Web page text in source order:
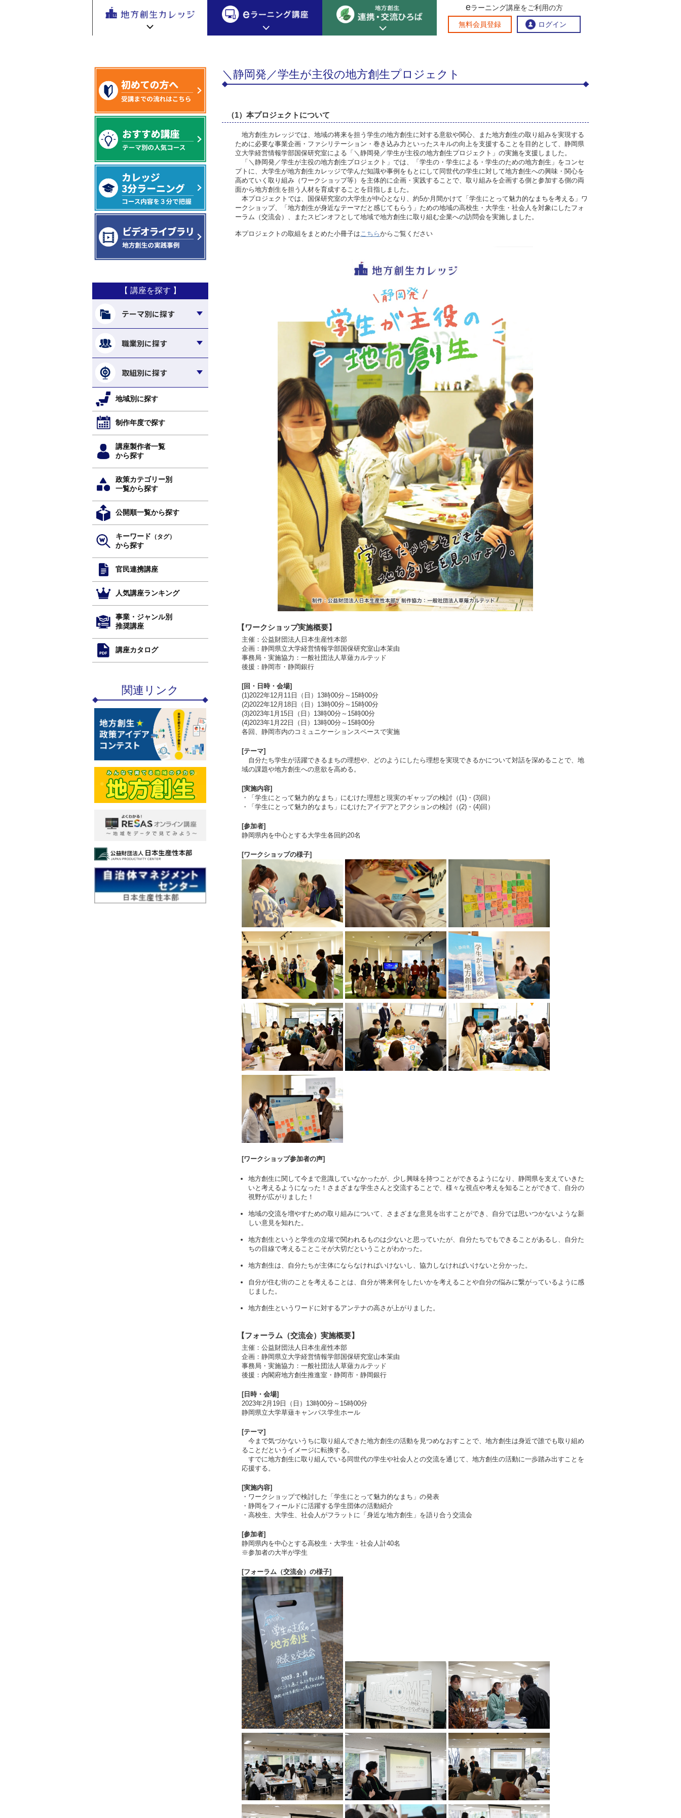
地方創生カレッジ
地方創生カレッジ HOME
新着情報
地方創生カレッジ活用の流れ eラーニング講座 HOME
ビデオライブラリ サイトマップ お問い合わせ
eラーニング講座
e ラーニング講座 HOME
初めての方へ
eラーニング受講者の声
連携交流ひろば
連携・交流ひろば HOME
連携・交流ひろばについて
全国で活躍する地方創生専門人材 地方創生の実践事例紹介
地方創生応援プロジェクト イベント情報
eラーニング講座をご利用の方
無料会員登録 ログイン
地方創生
を無料eラ
講座が200
学生・教職員向けページ >＼静岡発／学生が主役の地方創生プロジェクト
【 講座を探す 】
テーマ別に探す
職業別に探す
取組別に探す
地域別に探す
制作年度で探す
講座製作者一覧
から探す
政策カテゴリー別
一覧から探す
公開順一覧から探す
キーワード （タグ）
から探す
官民連携講座
人気講座ランキング
事業・ジャンル別
推奨講座
講座カタログ
関連リンク
＼静岡発／学生が主役の地方創生プロジェクト
（1）本プロジェクトについて
地方創生カレッジでは、地域の将来を担う学生の地方創生に対する意欲や関心、また地方創生の取り組みを実現する
ために必要な事業企画・ファシリテーション・巻き込み力といったスキルの向上を支援することを目的として、静岡県
立大学経営情報学部国保研究室による「＼静岡発／学生が主役の地方創生プロジェクト」の実施を支援しました。
「＼静岡発／学生が主役の地方創生プロジェクト」では、「学生の・学生による・学生のための地方創生」をコンセ
プトに、大学生が地方創生カレッジで学んだ知識や事例をもとにして同世代の学生に対して地方創生への興味・関心を
高めていく取り組み（ワークショップ等）を主体的に企画・実践することで、取り組みを企画する側と参加する側の両
面から地方創生を担う人材を育成することを目指しました。
本プロジェクトでは、国保研究室の大学生が中心となり、約5か月間かけて「学生にとって魅力的なまちを考える」ワ
ークショップ、「地方創生が身近なテーマだと感じてもらう」ための地域の高校生・大学生・社会人を対象にしたフォ
ーラム（交流会）、またスピンオフとして地域で地方創生に取り組む企業への訪問会を実施しました。
本プロジェクトの取組をまとめた小冊子はこちらからご覧ください
【ワークショップ実施概要】
主催：公益財団法人日本生産性本部
企画：静岡県立大学経営情報学部国保研究室山本茉由
事務局・実施協力：一般社団法人草薙カルテッド
後援：静岡市・静岡銀行
[回・日時・会場]
(1)2022年12月11日（日）13時00分～15時00分
(2)2022年12月18日（日）13時00分～15時00分
(3)2023年1月15日（日）13時00分～15時00分
(4)2023年1月22日（日）13時00分～15時00分
各回、静岡市内のコミュニケーションスペースで実施
[テーマ]
自分たち学生が活躍できるまちの理想や、どのようにしたら理想を実現できるかについて対話を深めることで、地
域の課題や地方創生への意欲を高める。
[実施内容]
・「学生にとって魅力的なまち」にむけた理想と現実のギャップの検討（(1)・(3)回）
・「学生にとって魅力的なまち」にむけたアイデアとアクションの検討（(2)・(4)回）
[参加者]
静岡県内を中心とする大学生各回約20名
[ワークショップの様子]
[ワークショップ参加者の声]
地方創生に関して今まで意識していなかったが、少し興味を持つことができるようになり、静岡県を支えていきた
いと考えるようになった！さまざまな学生さんと交流することで、様々な視点や考えを知ることができて、自分の
視野が広がりました！
地域の交流を増やすための取り組みについて、さまざまな意見を出すことができ、自分では思いつかないような新
しい意見を知れた。
地方創生というと学生の立場で関われるものは少ないと思っていたが、自分たちでもできることがあるし、自分た
ちの目線で考えることこそが大切だということがわかった。
地方創生は、自分たちが主体にならなければいけないし、協力しなければいけないと分かった。
自分が住む街のことを考えることは、自分が将来何をしたいかを考えることや自分の悩みに繋がっているように感
じました。
地方創生というワードに対するアンテナの高さが上がりました。
【フォーラム（交流会）実施概要】
主催：公益財団法人日本生産性本部
企画：静岡県立大学経営情報学部国保研究室山本茉由
事務局・実施協力：一般社団法人草薙カルテッド
後援：内閣府地方創生推進室・静岡市・静岡銀行
[日時・会場]
2023年2月19日（日）13時00分～15時00分
静岡県立大学草薙キャンパス学生ホール
[テーマ]
今まで気づかないうちに取り組んできた地方創生の活動を見つめなおすことで、地方創生は身近で誰でも取り組め
ることだというイメージに転換する。
すでに地方創生に取り組んでいる同世代の学生や社会人との交流を通じて、地方創生の活動に一歩踏み出すことを
応援する。
[実施内容]
・ワークショップで検討した「学生にとって魅力的なまち」の発表
・静岡をフィールドに活躍する学生団体の活動紹介
・高校生、大学生、社会人がフラットに「身近な地方創生」を語り合う交流会
[参加者]
静岡県内を中心とする高校生・大学生・社会人計40名
※参加者の大半が学生
[フォーラム（交流会）の様子]